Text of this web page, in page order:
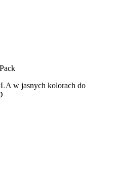
w jasnych kolorach do